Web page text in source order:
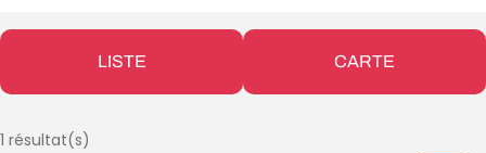
LISTE CARTE
1 résultat(s)